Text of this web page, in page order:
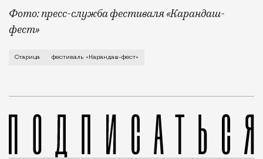
Фото: пресс-служба фестиваля «Карандаш-
фест»
В минувший уикенд маленькая Старица в
Старица фестиваль «Карандаш-фест»